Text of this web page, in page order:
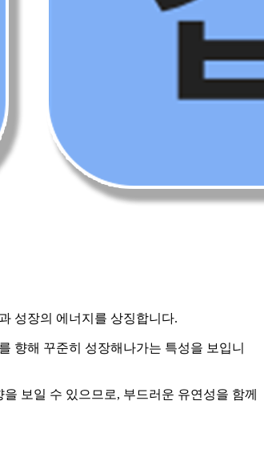
성장의 에너지를 상징합니다.
향해 꾸준히 성장해나가는 특성을 보입니
보일 수 있으므로, 부드러운 유연성을 함께